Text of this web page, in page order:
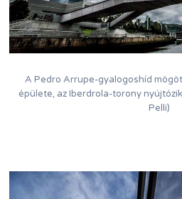
A Pedro Arrupe-gyalogoshíd
épülete, az Iberdrola-torony
Pelli)